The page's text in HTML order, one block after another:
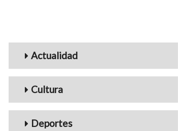
Menu_Videos
Actualidad
Cultura
Deportes